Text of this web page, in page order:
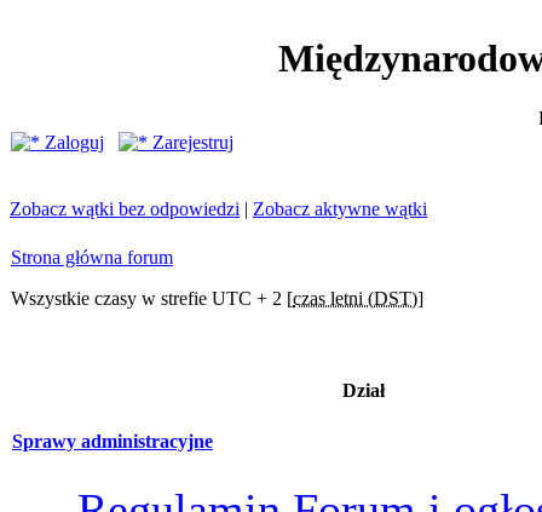
Zaloguj
Zarejestruj
Zobacz wątki bez odpowiedzi | Zobacz aktywne wątki
Strona główna forum
Wszystkie czasy w strefie UTC + 2 [czas letni (DST)]
Dział
Sprawy administracyjne